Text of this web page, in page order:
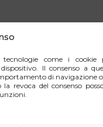
come i cookie
Il consenso a
di navigazione
revoca del consenso